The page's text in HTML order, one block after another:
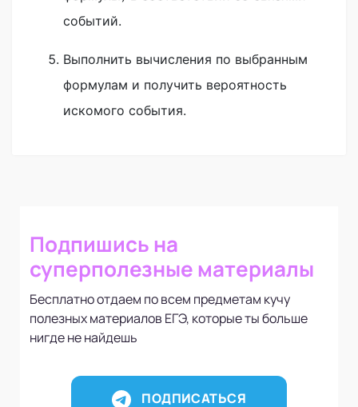
событий.
Выполнить вычисления по выбранным
формулам и получить вероятность
искомого события.
Подпишись на
суперполезные материалы
Бесплатно отдаем по всем предметам кучу
полезных материалов ЕГЭ, которые ты больше
нигде не найдешь
ПОДПИСАТЬСЯ